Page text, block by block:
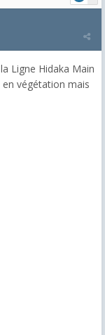
Ligne Hidaka Main
végétation mais